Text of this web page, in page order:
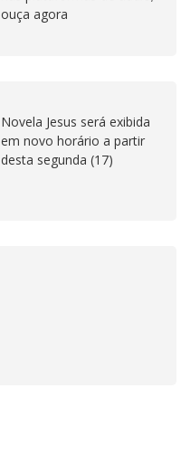
ouça agora
Novela Jesus será exibida
em novo horário a partir
desta segunda (17)